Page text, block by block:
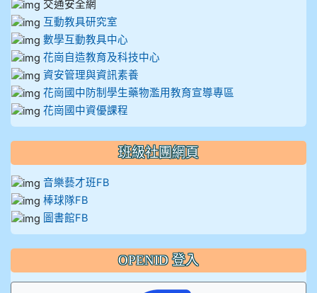
交通安全網
互動教具研究室
數學互動教具中心
花崗自造教育及科技中心
資安管理與資訊素養
花崗國中防制學生藥物濫用教育宣導專區
花崗國中資優課程
班級社團網頁
音樂藝才班FB
棒球隊FB
圖書館FB
OPENID 登入